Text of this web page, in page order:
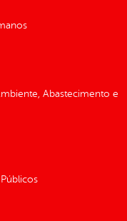
Abastecimento e